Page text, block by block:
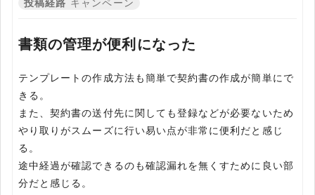
投稿経路 キャンペーン
書類の管理が便利になった
テンプレートの作成方法も簡単で契約書の作成が簡単にで
きる。
また、契約書の送付先に関しても登録などが必要ないため
やり取りがスムーズに行い易い点が非常に便利だと感じ
る。
途中経過が確認できるのも確認漏れを無くすために良い部
分だと感じる。